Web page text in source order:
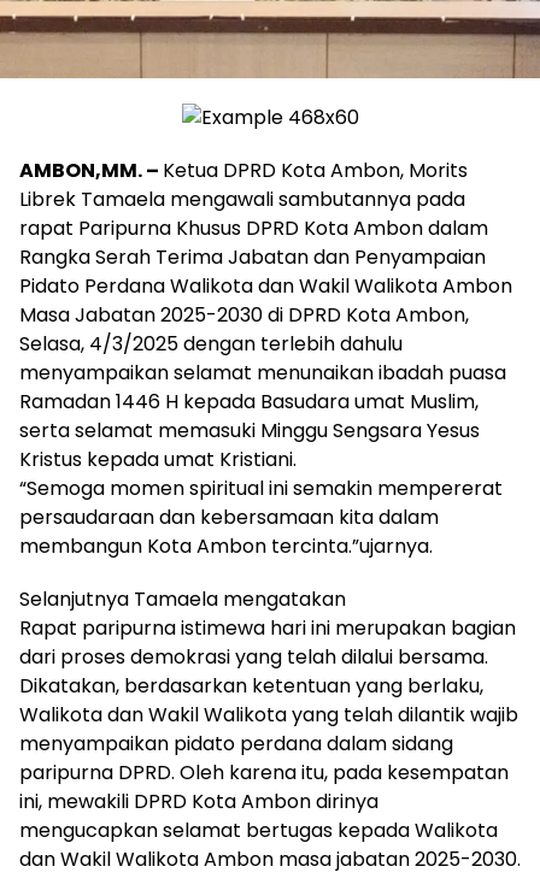
AMBON,MM. – Ketua DPRD Kota Ambon, Morits
Librek Tamaela mengawali sambutannya pada
rapat Paripurna Khusus DPRD Kota Ambon dalam
Rangka Serah Terima Jabatan dan Penyampaian
Pidato Perdana Walikota dan Wakil Walikota Ambon
Masa Jabatan 2025-2030 di DPRD Kota Ambon,
Selasa, 4/3/2025 dengan terlebih dahulu
menyampaikan selamat menunaikan ibadah puasa
Ramadan 1446 H kepada Basudara umat Muslim,
serta selamat memasuki Minggu Sengsara Yesus
Kristus kepada umat Kristiani.
“Semoga momen spiritual ini semakin mempererat
persaudaraan dan kebersamaan kita dalam
membangun Kota Ambon tercinta.”ujarnya.
Selanjutnya Tamaela mengatakan
Rapat paripurna istimewa hari ini merupakan bagian
dari proses demokrasi yang telah dilalui bersama.
Dikatakan, berdasarkan ketentuan yang berlaku,
Walikota dan Wakil Walikota yang telah dilantik wajib
menyampaikan pidato perdana dalam sidang
paripurna DPRD. Oleh karena itu, pada kesempatan
ini, mewakili DPRD Kota Ambon dirinya
mengucapkan selamat bertugas kepada Walikota
dan Wakil Walikota Ambon masa jabatan 2025-2030.